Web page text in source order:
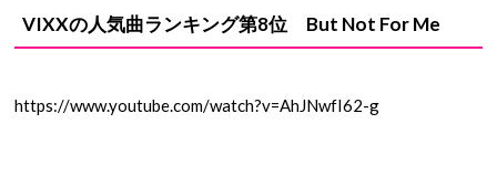
VIXXの人気曲ランキング第8位 But Not For Me
https://www.youtube.com/watch?v=AhJNwfI62-g